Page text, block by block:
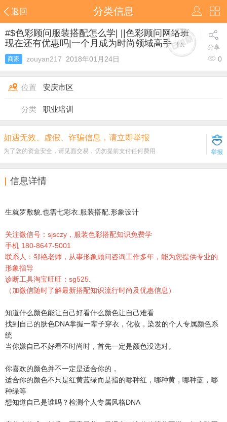
返回 分类信息
#$色彩顾问服装搭配怎么学| ||色彩顾问网络班
现在还有优惠吗|一个月成为时尚领域高手
[收
藏] 0
商家 zouyan217 2018年01月24日
分享
位置 安庆市区
分类 职业培训
如遇无效、虚假、诈骗信息，请立即举报
为了您的资金安全，请见面交易，切勿提前支付任何费用 举报
信息详情
生就罗敷貌.也需七彩衣.服装搭配.形象设计
关注微信号：sjsczy，服装色彩搭配知识免费学
手机 180-8647-5001
联系人：邹艳老师，从事形象顾问咨询工作多年，能为您提供专业的
形象指导
诊断工具淘宝旺旺：sg525.
（加微信随时了解最新搭配知识流行时尚及优惠信息）
知道什么颜色能让自己好看什么颜色让自己难看
找到自己的肤色DNA掌握一辈子穿衣，化妆，染发的个人专属颜色系
统
当你嫌自己不好看不时尚时，首先一定是颜色没选对。
你喜欢的颜色并不一定是适合你的，
适合你的颜色不只是红黄蓝绿而是指的哪种红，哪种黄，哪种蓝，哪
种绿等
想知道自己是谁吗？检测个人专属风格DNA